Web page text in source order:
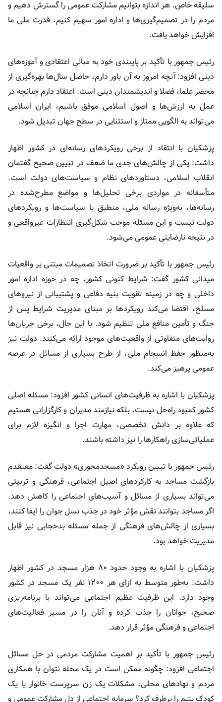
سلیقه خاص. هر اندازه بتوانیم مشارکت عمومی را گسترش دهیم و
مردم را در تصمیم‌گیری‌ها و اداره امور سهیم کنیم، قدرت ملی ما
افزایش خواهد یافت.
رئیس جمهور با تأکید بر پایبندی خود به مبانی اعتقادی و آموزه‌های
دینی افزود: آنچه امروز به آن باور دارم، حاصل سال‌ها بهره‌گیری از
محضر علما، فضلا و اندیشمندان دینی است. اعتقاد دارم چنانچه در
عمل به ارزش‌ها و اصول اسلامی موفق باشیم، ایران اسلامی
می‌تواند به الگویی ممتاز و استثنایی در سطح جهان تبدیل شود.
پزشکیان با انتقاد از برخی رویکردهای رسانه‌ای در کشور اظهار
داشت: یکی از چالش‌های جدی ما ضعف در تبیین صحیح گفتمان
انقلاب اسلامی، دستاوردهای نظام و سیاست‌های دولت است.
متأسفانه در مواردی برخی تحلیل‌ها و مواضع مطرح‌شده در
رسانه‌ها، به‌ویژه رسانه ملی، منطبق با سیاست‌ها و رویکردهای
دولت نیست و این مسئله موجب شکل‌گیری انتظارات غیرواقعی و
در نتیجه نارضایتی عمومی می‌شود.
رئیس جمهور با تأکید بر ضرورت اتخاذ تصمیمات مبتنی بر واقعیات
میدانی کشور گفت: شرایط کنونی کشور، چه در حوزه اداره امور
داخلی و چه در زمینه تقویت بنیه دفاعی و پشتیبانی از نیروهای
مسلح، اقتضا می‌کند رویکردها بر مبنای مدیریت شرایط پس از
جنگ و تأمین منافع ملی تنظیم شود. با این حال، برخی جریان‌ها
روایت‌های متفاوتی از واقعیت‌های موجود ارائه می‌کنند. دولت نیز
به‌منظور حفظ انسجام ملی، از طرح بسیاری از مسائل در عرصه
عمومی پرهیز می‌کند.
پزشکیان با اشاره به ظرفیت‌های انسانی کشور افزود: مسئله اصلی
کشور کمبود راه‌حل نیست، بلکه نیازمند مدیران و کارگزارانی هستیم
که علاوه بر دانش تخصصی، مهارت اجرا و انگیزه لازم برای
عملیاتی‌سازی راهکارها را نیز داشته باشند.
رئیس جمهور با تبیین رویکرد «مسجدمحوری» دولت گفت: معتقدم
بازگشت مساجد به کارکردهای اصیل اجتماعی، فرهنگی و تربیتی
می‌تواند بسیاری از مسائل و آسیب‌های اجتماعی را کاهش دهد.
اگر مساجد بتوانند نقش مؤثر خود در جذب نسل جوان را ایفا کنند،
بسیاری از چالش‌های فرهنگی از جمله مسئله بدحجابی نیز قابل
مدیریت خواهد بود.
پزشکیان با اشاره به وجود حدود ۸۰ هزار مسجد در کشور اظهار
داشت: به‌طور متوسط به ازای هر ۱۲۰۰ نفر یک مسجد در کشور
وجود دارد. این ظرفیت عظیم اجتماعی می‌تواند با برنامه‌ریزی
صحیح، جوانان را جذب کرده و آنان را در مسیر فعالیت‌های
اجتماعی و فرهنگی مؤثر قرار دهد.
رئیس جمهور با تأکید بر اهمیت مشارکت مردمی در حل مسائل
اجتماعی افزود: چگونه ممکن است در یک محله نتوان با همکاری
مردم و نهادهای محلی، مشکلات یک زن سرپرست خانوار یا یک
کودک یتیم را برطرف کرد؟ سرمایه اجتماعی از دل مشارکت عمومی و